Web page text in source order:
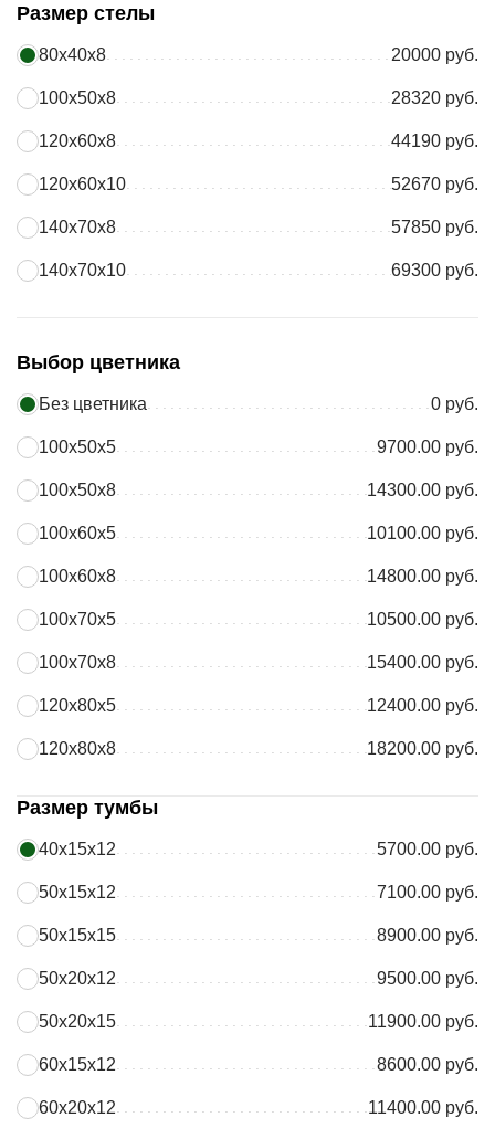
Размер стелы
80х40х8 20000 руб.
100х50х8 28320 руб.
120х60х8 44190 руб.
120х60х10 52670 руб.
140х70х8 57850 руб.
140х70х10 69300 руб.
Выбор цветника
Без цветника 0 руб.
100х50х5 9700.00 руб.
100х50х8 14300.00 руб.
100х60х5 10100.00 руб.
100х60х8 14800.00 руб.
100х70х5 10500.00 руб.
100х70х8 15400.00 руб.
120х80х5 12400.00 руб.
120х80х8 18200.00 руб.
Размер тумбы
40х15х12 5700.00 руб.
50х15х12 7100.00 руб.
50х15х15 8900.00 руб.
50х20х12 9500.00 руб.
50х20х15 11900.00 руб.
60х15х12 8600.00 руб.
60х20х12 11400.00 руб.